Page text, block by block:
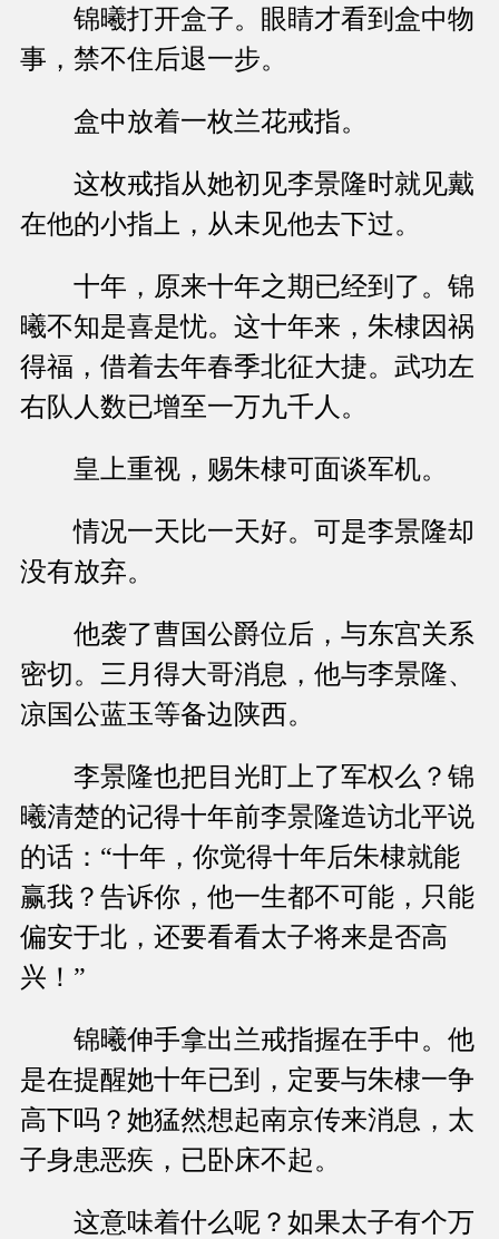
锦曦打开盒子。眼睛才看到盒中物
事，禁不住后退一步。
盒中放着一枚兰花戒指。
这枚戒指从她初见李景隆时就见戴
在他的小指上，从未见他去下过。
十年，原来十年之期已经到了。锦
曦不知是喜是忧。这十年来，朱棣因祸
得福，借着去年春季北征大捷。武功左
右队人数已增至一万九千人。
皇上重视，赐朱棣可面谈军机。
情况一天比一天好。可是李景隆却
没有放弃。
他袭了曹国公爵位后，与东宫关系
密切。三月得大哥消息，他与李景隆、
凉国公蓝玉等备边陕西。
李景隆也把目光盯上了军权么？锦
曦清楚的记得十年前李景隆造访北平说
的话：“十年，你觉得十年后朱棣就能
赢我？告诉你，他一生都不可能，只能
偏安于北，还要看看太子将来是否高
兴！”
锦曦伸手拿出兰戒指握在手中。他
是在提醒她十年已到，定要与朱棣一争
高下吗？她猛然想起南京传来消息，太
子身患恶疾，已卧床不起。
这意味着什么呢？如果太子有个万